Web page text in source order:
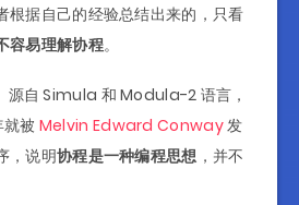
根据自己的经验总结出来的，只看
容易理解协程。
源自 Simula 和 Modula-2 语言，
被 Melvin Edward Conway发
，说明协程是一种编程思想 ，并不